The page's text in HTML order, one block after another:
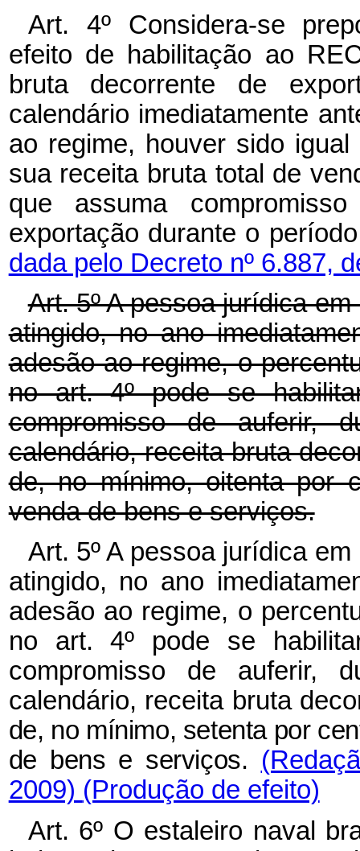
Art. 4º Considera-se
efeito de habilitação ao
bruta decorrente de
calendário imediatamente
ao regime, houver sido
sua receita bruta total de
que assuma
exportação durante o
dada pelo Decreto nº 6.887,
Art. 5º A pessoa jurídica
atingido, no ano
adesão ao regime, o
no art. 4º pode se
compromisso de auferir,
calendário, receita bruta
de, no mínimo, oitenta por
venda de bens e serviços.
Art. 5º A pessoa jurídica
atingido, no ano
adesão ao regime, o
no art. 4º pode se
compromisso de auferir,
calendário, receita bruta
de, no mínimo, setenta por
de bens e serviços.
2009) (Produção de efeito)
Art. 6º O estaleiro naval